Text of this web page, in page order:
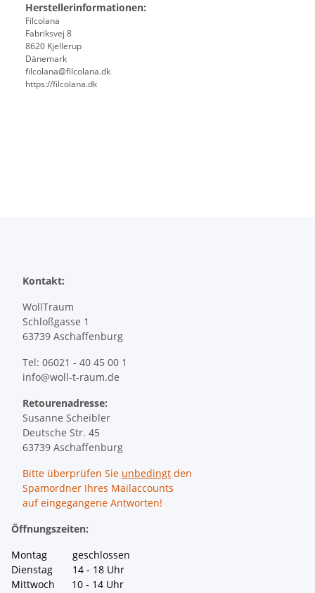
Herstellerinformationen:
Filcolana
Fabriksvej 8
8620 Kjellerup
Dänemark
filcolana@filcolana.dk
https://filcolana.dk
Kontakt:
WollTraum
Schloßgasse 1
63739 Aschaffenburg
Tel: 06021 - 40 45 00 1
info@woll-t-raum.de
Retourenadresse:
Susanne Scheibler
Deutsche Str. 45
63739 Aschaffenburg
Bitte überprüfen Sie unbedingt den
Spamordner Ihres Mailaccounts
auf eingegangene Antworten!
Öffnungszeiten:
Montag geschlossen
Dienstag 14 - 18 Uhr
Mittwoch 10 - 14 Uhr